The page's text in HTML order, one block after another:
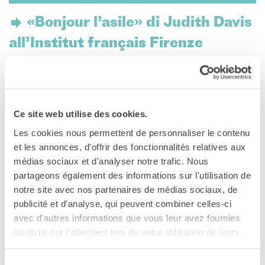
Ce site web utilise des cookies.
Les cookies nous permettent de personnaliser le contenu
et les annonces, d'offrir des fonctionnalités relatives aux
médias sociaux et d'analyser notre trafic. Nous
partageons également des informations sur l'utilisation de
notre site avec nos partenaires de médias sociaux, de
publicité et d'analyse, qui peuvent combiner celles-ci
avec d'autres informations que vous leur avez fournies
ou qu'ils ont collectées lors de votre utilisation de leurs
Le chiavi della città
Ma classe au cinéma
LIBRAIRIE FRANÇAISE DE
FLORENCE
CONSULAT DE FRANCE À
FLORENCE
CERCA
«Bonjour l’asile» di Judith Davis
all’Institut français Firenze
Inserito nel ciclo tematico «Rire en images», arriva sul
rurale, mettendo in scena le sfide della vita collettiva e
dell’attivismo moderno.
SCHEDA DEL FILM
Regia: Judith Davis
Anno: 2024
Durata: 1h 47min